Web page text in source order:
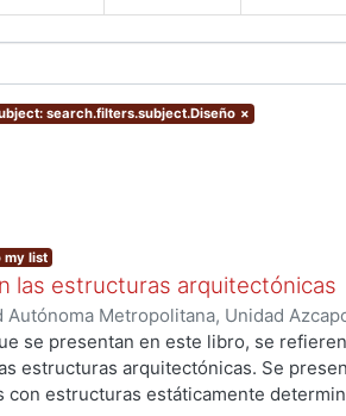
search.filters.subject.Diseño ×
my list
las estructuras arquitectónicas
Autónoma Metropolitana, Unidad
Diseño, Departamento de Procesos y
Carlos
se presentan en este libro, se
estructuras arquitectónicas. Se
con estructuras estáticamente